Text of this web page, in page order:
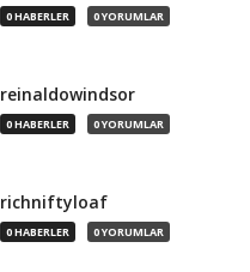
0 HABERLER 0 YORUMLAR
reinaldowindsor
0 HABERLER 0 YORUMLAR
richniftyloaf
0 HABERLER 0 YORUMLAR